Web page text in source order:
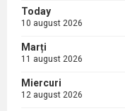
Today
10 august 2026
Marți
11 august 2026
Miercuri
12 august 2026